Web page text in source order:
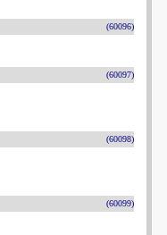
(60096)
(60097)
(60098)
(60099)